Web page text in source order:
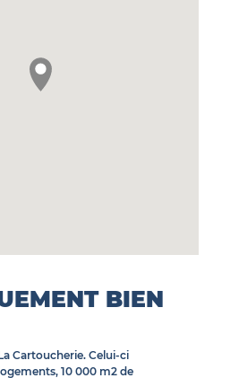
BIEN
Cartoucherie. Celui-ci
10 000 m2 de